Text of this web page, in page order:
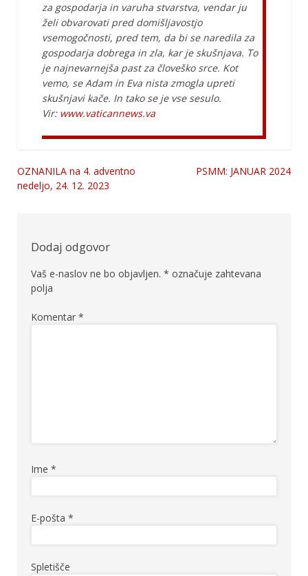
za gospodarja in varuha stvarstva, vendar ju
želi obvarovati pred domišljavostjo
vsemogočnosti, pred tem, da bi se naredila za
gospodarja dobrega in zla, kar je skušnjava. To
je najnevarnejša past za človeško srce. Kot
vemo, se Adam in Eva nista zmogla upreti
skušnjavi kače. In tako se je vse sesulo.
Vir: www.vaticannews.va
Navigacija
OZNANILA na 4. adventno
nedeljo, 24. 12. 2023
PSMM: JANUAR 2024
Dodaj odgovor
Vaš e-naslov ne bo objavljen. * označuje zahtevana
polja
Komentar *
Ime *
E-pošta *
Spletišče